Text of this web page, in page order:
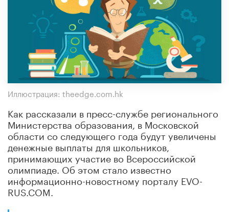
Иллюстрация: theedge.com.hk
Как рассказали в пресс-службе регионального
Министерства образования, в Московской
области со следующего года будут увеличены
денежные выплаты для школьников,
принимающих участие во Всероссийской
олимпиаде. Об этом стало известно
информационно-новостному порталу EVO-
RUS.COM.